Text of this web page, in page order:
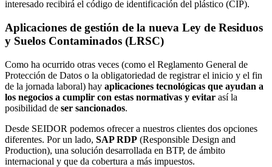
interesado recibirá el código de identificación del plástico (CIP).
Aplicaciones de gestión de la nueva Ley de Residuos
y Suelos Contaminados (LRSC)
Como ha ocurrido otras veces (como el Reglamento General de
Protección de Datos o la obligatoriedad de registrar el inicio y el fin
de la jornada laboral) hay aplicaciones tecnológicas que ayudan a
los negocios a cumplir con estas normativas y evitar así la
posibilidad de ser sancionados.
Desde SEIDOR podemos ofrecer a nuestros clientes dos opciones
diferentes. Por un lado, SAP RDP (Responsible Design and
Production), una solución desarrollada en BTP, de ámbito
internacional y que da cobertura a más impuestos.